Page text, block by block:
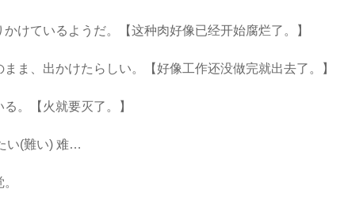
ているようだ。【这种肉好像已经开始腐烂了。】
、出かけたらしい。【好像工作还没做完就出去了。】
【火就要灭了。】
(難い) 难…